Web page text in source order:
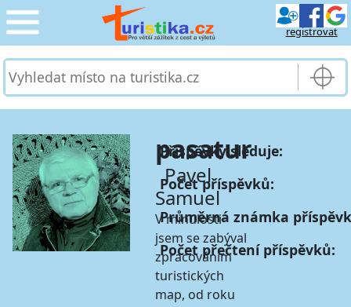
registrovat
CESTOVÁNÍ
SLUŽBY & DOPRAVA ›
PRO TURISTY ›
MOJE TURISTIKA ›
pasatur
Pavel
Samuel
V minulosti
jsem se zabýval
zpracováním
turistických
map, od roku
Příspěvky sleduje:
Počet příspěvků:
Průměrná známka
Počet přečtení příspěvků: